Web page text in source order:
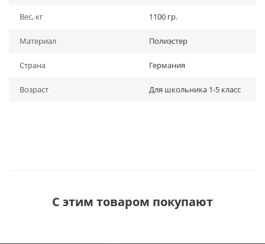
Вес, кг 1100 гр.
Материал Полиэстер
Страна Германия
Возраст Для школьника 1-5 класс
С этим товаром покупают